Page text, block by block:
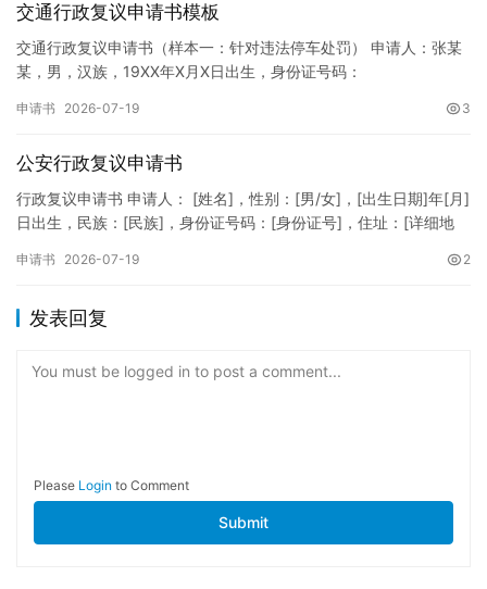
交通行政复议申请书模板
交通行政复议申请书（样本一：针对违法停车处罚） 申请人：张某
某，男，汉族，19XX年X月X日出生，身份证号码：
申请书 2026-07-19 3
公安行政复议申请书
行政复议申请书 申请人： [姓名]，性别：[男/女]，[出生日期]年[月]
日出生，民族：[民族]，身份证号码：[身份证号]，住址：[详细地
申请书 2026-07-19 2
发表回复
You must be logged in to post a comment...
Please Login to Comment
Submit